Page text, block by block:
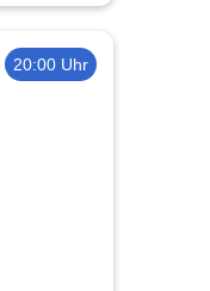
20:00 Uhr